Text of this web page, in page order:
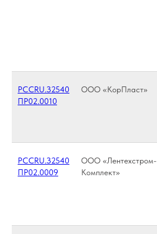
РССRU.З2540
ПР02.0010
ООО «КорПласт»
РССRU.З2540
ПР02.0009
ООО «Лентехстром-
Комплект»